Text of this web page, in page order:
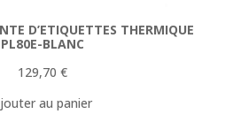
D’ETIQUETTES THERMIQUE
PL80E-BLANC
129,70 €
au panier